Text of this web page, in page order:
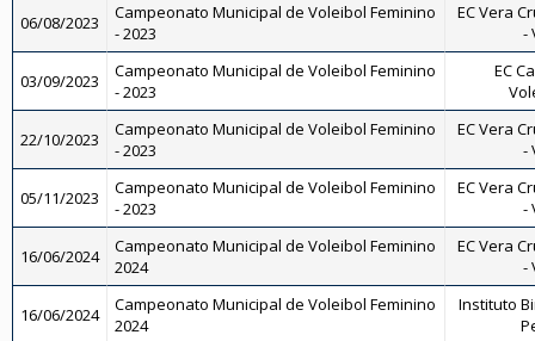
06/08/2023
Campeonato Municipal de Voleibol Feminino
- 2023
EC Vera
-
03/09/2023
Campeonato Municipal de Voleibol Feminino
- 2023
EC
22/10/2023
Campeonato Municipal de Voleibol Feminino
- 2023
EC Vera
-
05/11/2023
Campeonato Municipal de Voleibol Feminino
- 2023
EC Vera
-
16/06/2024
Campeonato Municipal de Voleibol Feminino
2024
EC Vera
-
16/06/2024
Campeonato Municipal de Voleibol Feminino
2024
Instituto